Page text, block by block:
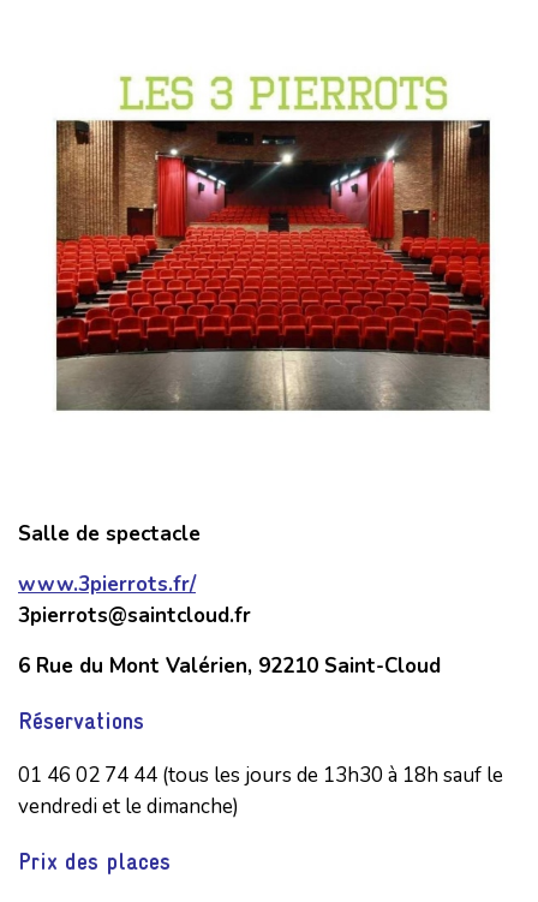
Salle de spectacle
www.3pierrots.fr/
3pierrots@saintcloud.fr
6 Rue du Mont Valérien, 92210 Saint-Cloud
Réservations
01 46 02 74 44 (tous les jours de 13h30 à 18h sauf le
vendredi et le dimanche)
Prix des places